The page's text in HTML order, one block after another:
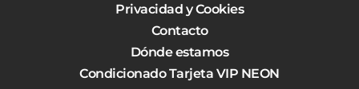
Privacidad y Cookies
Contacto
Dónde estamos
Condicionado Tarjeta VIP NEON